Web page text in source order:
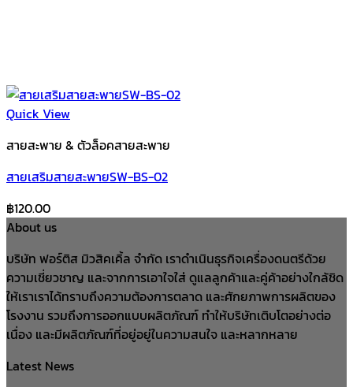
Quick View
สายสะพาย & ตัวล็อคสายสะพาย
สายเสริมสายสะพายSW-BS-02
฿120.00
About us
บริษัท ฟอร์ติส มิวสิคเคิ้ล จำกัด เราดำเนินธุรกิจเครื่องดนตรีด้วย
ความเชี่ยวชาญ และจากการเอาใจใส่ ดูแลลูกค้าและคู่ค้าอย่างใกล้ชิด
ให้เราเราได้ทราบถึงความต้องการตลาด และศักยภาพการผลิตของ
โรงงาน รวมถึงการออกแบบผลิตภัณฑ์ ทำให้บริษัทเติบโตอย่างต่อ
เนื่อง และมีผลิตภัณฑ์ที่อยู่อยู่ในความสนใจ และหลากหลาย
Latest News